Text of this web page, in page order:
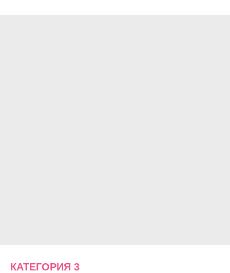
КАТЕГОРИЯ 3